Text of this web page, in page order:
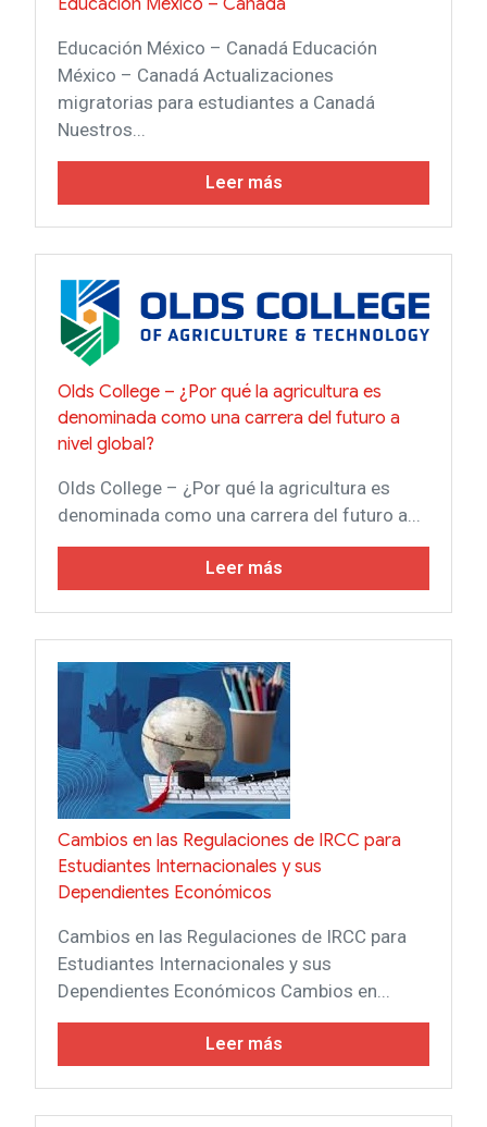
Educación México – Canadá Educación
México – Canadá Actualizaciones
migratorias para estudiantes a Canadá
Nuestros...
Leer más
Olds College – ¿Por qué la agricultura es
denominada como una carrera del futuro a
nivel global?
Olds College – ¿Por qué la agricultura es
denominada como una carrera del futuro a...
Leer más
Cambios en las Regulaciones de IRCC para
Estudiantes Internacionales y sus
Dependientes Económicos
Cambios en las Regulaciones de IRCC para
Estudiantes Internacionales y sus
Dependientes Económicos Cambios en...
Leer más